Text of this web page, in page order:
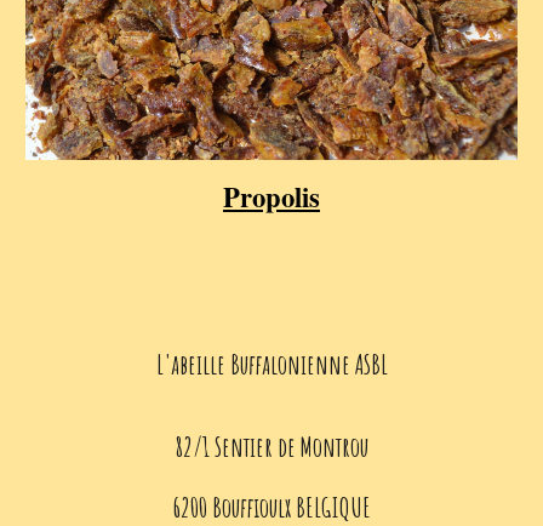
Propolis
L'abeille Buffalonienne ASBL
82/1 Sentier de Montrou
6200 Bouffioulx BELGIQUE